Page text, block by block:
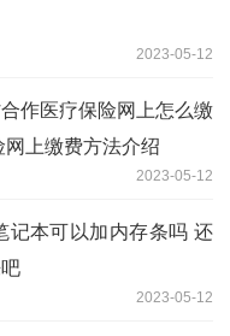
2023-05-12
作医疗保险网上怎么缴
上缴费方法介绍
2023-05-12
记本可以加内存条吗 还
2023-05-12